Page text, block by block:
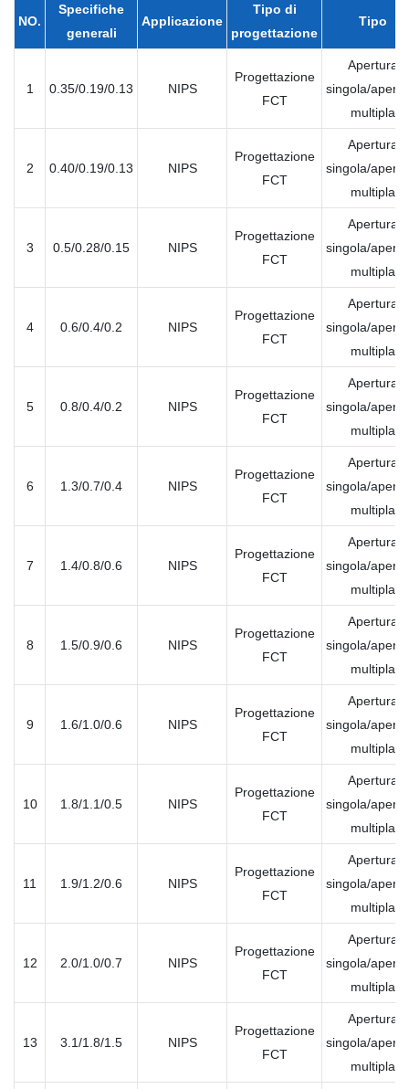
NO.
Specifiche
generali
Applicazione
Tipo di
progettazione
Tipo
1 0.35/0.19/0.13 NIPS
Progettazione
FCT
Apertura
singola/
multipla
2 0.40/0.19/0.13 NIPS
Progettazione
FCT
Apertura
singola/
multipla
3 0.5/0.28/0.15 NIPS
Progettazione
FCT
Apertura
singola/
multipla
4 0.6/0.4/0.2 NIPS
Progettazione
FCT
Apertura
singola/
multipla
5 0.8/0.4/0.2 NIPS
Progettazione
FCT
Apertura
singola/
multipla
6 1.3/0.7/0.4 NIPS
Progettazione
FCT
Apertura
singola/
multipla
7 1.4/0.8/0.6 NIPS
Progettazione
FCT
Apertura
singola/
multipla
8 1.5/0.9/0.6 NIPS
Progettazione
FCT
Apertura
singola/
multipla
9 1.6/1.0/0.6 NIPS
Progettazione
FCT
Apertura
singola/
multipla
10 1.8/1.1/0.5 NIPS
Progettazione
FCT
Apertura
singola/
multipla
11 1.9/1.2/0.6 NIPS
Progettazione
FCT
Apertura
singola/
multipla
12 2.0/1.0/0.7 NIPS
Progettazione
FCT
Apertura
singola/
multipla
13 3.1/1.8/1.5 NIPS
Progettazione
FCT
Apertura
singola/
multipla